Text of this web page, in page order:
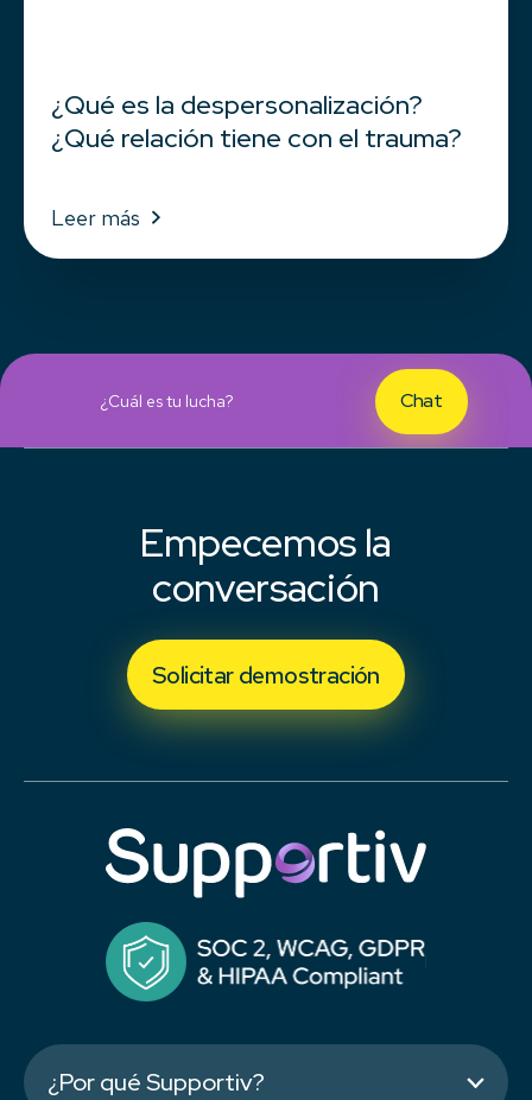
¿Qué es la despersonalización?
¿Qué relación tiene con el trauma?
Leer más
¿Cuál es tu lucha? Chat
Empecemos la
conversación
Solicitar demostración
¿Por qué Supportiv?